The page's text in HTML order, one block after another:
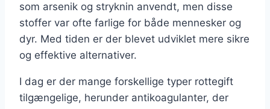
som arsenik og stryknin anvendt, men disse
stoffer var ofte farlige for både mennesker og
dyr. Med tiden er der blevet udviklet mere sikre
og effektive alternativer.
I dag er der mange forskellige typer rottegift
tilgængelige, herunder antikoagulanter, der